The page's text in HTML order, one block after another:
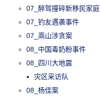
07_醉驾撞碎新移民家庭
07_钓友遇袭事件
07_高山涉贪案
08_中国毒奶粉事件
08_四川大地震
灾区采访队
08_杨佳案